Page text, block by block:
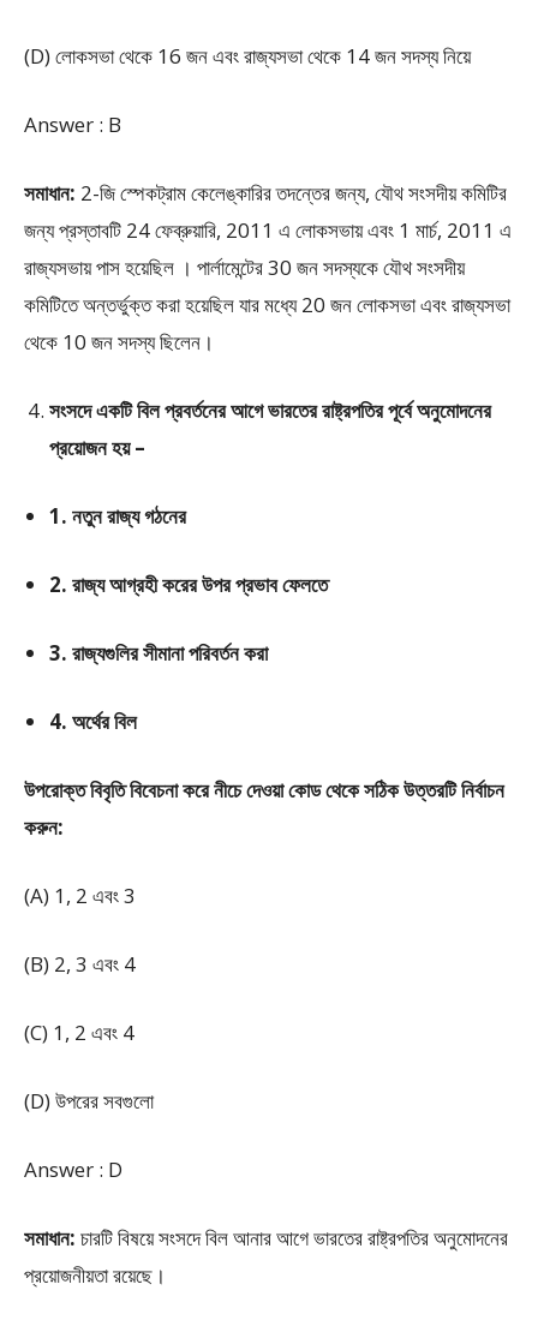
(D) লোকসভা থেকে 16 জন এবং রাজ্যসভা থেকে 14 জন সদস্য নিয়ে
Answer : B
সমাধান: 2-জি স্পেকট্রাম কেলেঙ্কারির তদন্তের জন্য, যৌথ সংসদীয় কমিটির
জন্য প্রস্তাবটি 24 ফেব্রুয়ারি, 2011 এ লোকসভায় এবং 1 মার্চ, 2011 এ
রাজ্যসভায় পাস হয়েছিল । পার্লামেন্টের 30 জন সদস্যকে যৌথ সংসদীয়
কমিটিতে অন্তর্ভুক্ত করা হয়েছিল যার মধ্যে 20 জন লোকসভা এবং রাজ্যসভা
থেকে 10 জন সদস্য ছিলেন।
সংসদে একটি বিল প্রবর্তনের আগে ভারতের রাষ্ট্রপতির পূর্বে অনুমোদনের
প্রয়োজন হয় –
1. নতুন রাজ্য গঠনের
2. রাজ্য আগ্রহী করের উপর প্রভাব ফেলতে
3. রাজ্যগুলির সীমানা পরিবর্তন করা
4. অর্থের বিল
উপরোক্ত বিবৃতি বিবেচনা করে নীচে দেওয়া কোড থেকে সঠিক উত্তরটি নির্বাচন
করুন:
(A) 1, 2 এবং 3
(B) 2, 3 এবং 4
(C) 1, 2 এবং 4
(D) উপরের সবগুলো
Answer : D
সমাধান: চারটি বিষয়ে সংসদে বিল আনার আগে ভারতের রাষ্ট্রপতির অনুমোদনের
প্রয়োজনীয়তা রয়েছে।